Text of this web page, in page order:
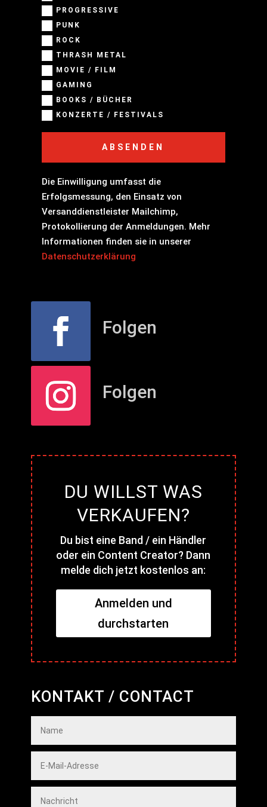
PROGRESSIVE
PUNK
ROCK
THRASH METAL
MOVIE / FILM
GAMING
BOOKS / BÜCHER
KONZERTE / FESTIVALS
ABSENDEN
Die Einwilligung umfasst die
Erfolgsmessung, den Einsatz von
Versanddienstleister Mailchimp,
Protokollierung der Anmeldungen. Mehr
Informationen finden sie in unserer
Datenschutzerklärung
Folgen
Folgen
DU WILLST WAS
VERKAUFEN?
Du bist eine Band / ein Händler
oder ein Content Creator? Dann
melde dich jetzt kostenlos an:
Anmelden und
durchstarten
KONTAKT / CONTACT